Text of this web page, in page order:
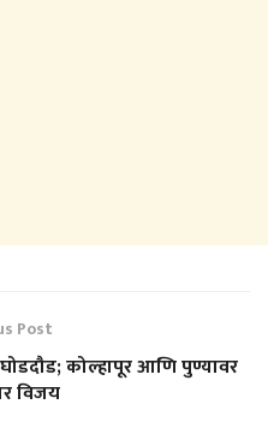
Post
कोल्हापूर आणि पुण्यावर
विजय